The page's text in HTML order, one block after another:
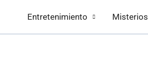
Entretenimiento Misterios